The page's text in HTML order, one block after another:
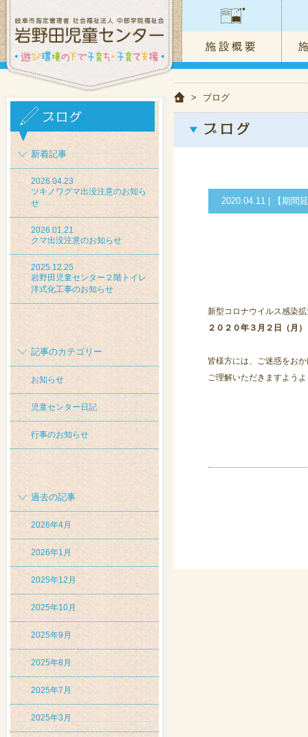
新着記事
2026.04.23
ツキノワグマ出没注意のお知ら
せ
2026.01.21
クマ出没注意のお知らせ
2025.12.25
岩野田児童センター２階トイレ
洋式化工事のお知らせ
記事のカテゴリー
お知らせ
児童センター日記
行事のお知らせ
過去の記事
2026年4月
2026年1月
2025年12月
2025年10月
2025年9月
2025年8月
2025年7月
2025年3月
> ブログ
2020.04.11 | 【期間
新型コロナウイルス感染
２０２０年３月２日（月
皆様方には、ご迷惑をお
ご理解いただきますよう